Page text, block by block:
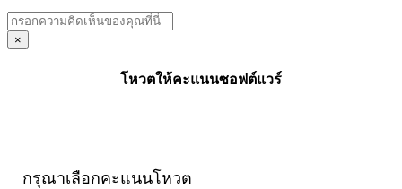
×
โหวตให้คะแนนซอฟต์แวร์
กรุณาเลือกคะแนนโหวต